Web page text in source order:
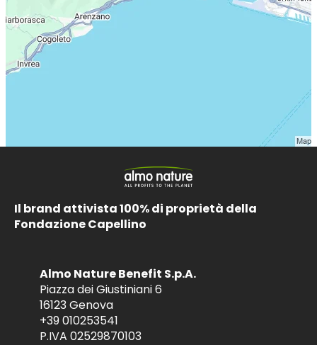
Il brand attivista 100% di proprietà della
Fondazione Capellino
Almo Nature Benefit S.p.A.
Piazza dei Giustiniani 6
16123 Genova
+39 010253541
P.IVA 02529870103